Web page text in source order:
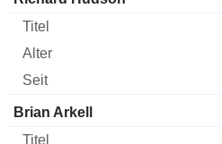
Brian Arkell